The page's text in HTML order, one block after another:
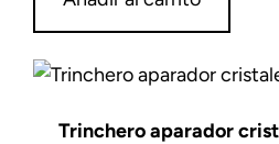
Trinchero aparador